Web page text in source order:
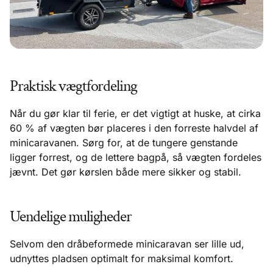
Praktisk vægtfordeling
Når du gør klar til ferie, er det vigtigt at huske, at cirka
60 % af vægten bør placeres i den forreste halvdel af
minicaravanen. Sørg for, at de tungere genstande
ligger forrest, og de lettere bagpå, så vægten fordeles
jævnt. Det gør kørslen både mere sikker og stabil.
Uendelige muligheder
Selvom den dråbeformede minicaravan ser lille ud,
udnyttes pladsen optimalt for maksimal komfort.